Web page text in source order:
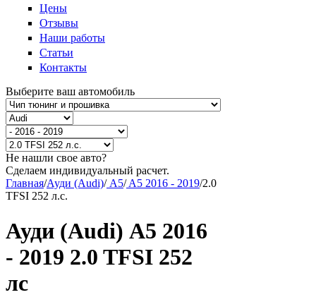
Цены
Отзывы
Наши работы
Статьи
Контакты
Выберите ваш автомобиль
Не нашли свое авто?
Сделаем индивидуальный расчет.
Главная/Ауди (Audi)/A5/A5 2016 - 2019/2.0
TFSI 252 л.с.
Ауди (Audi) A5 2016
- 2019 2.0 TFSI 252
лс